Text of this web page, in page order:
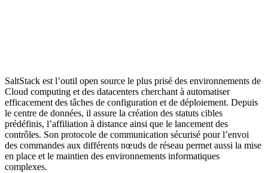
SaltStack est l’outil open source le plus prisé des environnements de
Cloud computing et des datacenters cherchant à automatiser
efficacement des tâches de configuration et de déploiement. Depuis
le centre de données, il assure la création des statuts cibles
prédéfinis, l’affiliation à distance ainsi que le lancement des
contrôles. Son protocole de communication sécurisé pour l’envoi
des commandes aux différents nœuds de réseau permet aussi la mise
en place et le maintien des environnements informatiques
complexes.